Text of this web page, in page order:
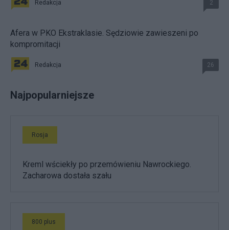
Redakcja 2
Afera w PKO Ekstraklasie. Sędziowie zawieszeni po
kompromitacji
Redakcja 26
Najpopularniejsze
Rosja
Kreml wściekły po przemówieniu Nawrockiego.
Zacharowa dostała szału
800 plus